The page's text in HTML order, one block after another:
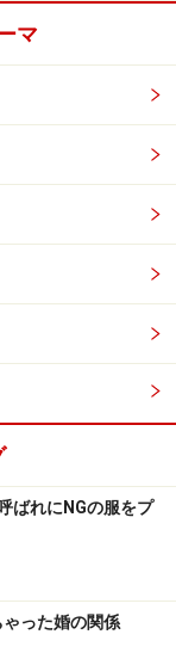
。
縁結びの神
げが供えられて
、都会の小さな
マ
ばれにNGの服をプ
った婚の関係